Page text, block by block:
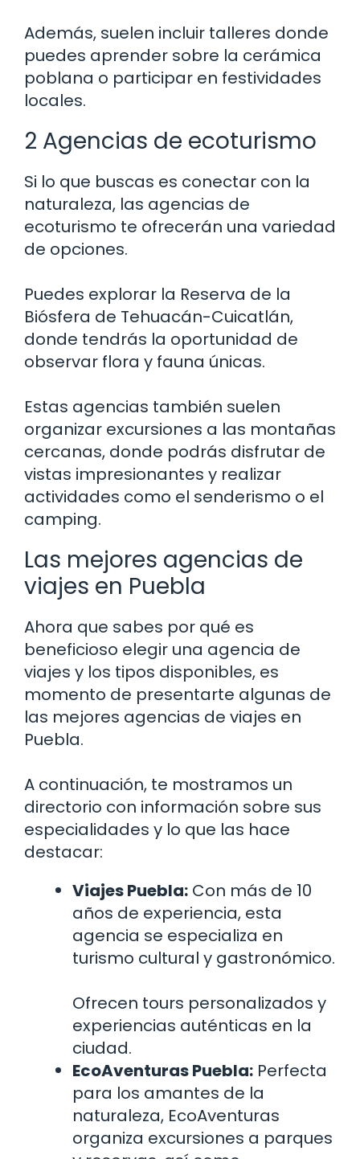
Además, suelen incluir talleres donde
puedes aprender sobre la cerámica
poblana o participar en festividades
locales.
2 Agencias de ecoturismo
Si lo que buscas es conectar con la
naturaleza, las agencias de
ecoturismo te ofrecerán una variedad
de opciones.
Puedes explorar la Reserva de la
Biósfera de Tehuacán-Cuicatlán,
donde tendrás la oportunidad de
observar flora y fauna únicas.
Estas agencias también suelen
organizar excursiones a las montañas
cercanas, donde podrás disfrutar de
vistas impresionantes y realizar
actividades como el senderismo o el
camping.
Las mejores agencias de
viajes en Puebla
Ahora que sabes por qué es
beneficioso elegir una agencia de
viajes y los tipos disponibles, es
momento de presentarte algunas de
las mejores agencias de viajes en
Puebla.
A continuación, te mostramos un
directorio con información sobre sus
especialidades y lo que las hace
destacar:
Viajes Puebla: Con más de 10
años de experiencia, esta
agencia se especializa en
turismo cultural y gastronómico.
Ofrecen tours personalizados y
experiencias auténticas en la
ciudad.
EcoAventuras Puebla: Perfecta
para los amantes de la
naturaleza, EcoAventuras
organiza excursiones a parques